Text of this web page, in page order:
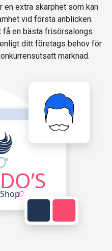
en extra skarphet som kan
vid första anblicken.
få en bästa frisörsalongs
ditt företags behov för
marknad.